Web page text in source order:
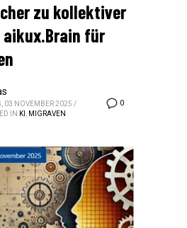
zu kollektiver
für
0
03 NOVEMBER 2025 /
IN KI
MIGRAVEN